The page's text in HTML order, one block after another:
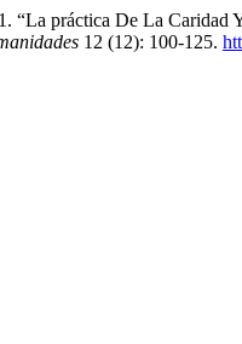
“La práctica De La
12 (12): 100-125.